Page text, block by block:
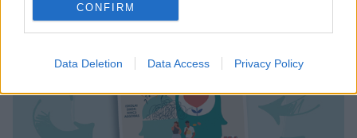
CONFIRM
Data Deletion Data Access Privacy Policy